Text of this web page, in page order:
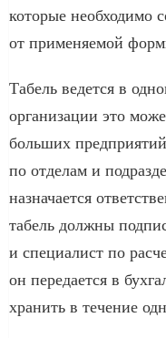
которые необходимо
от применяемой
Табель ведется в
организации это
больших
по отделам и
назначается
табель должны
и специалист по
он передается в
хранить в течение